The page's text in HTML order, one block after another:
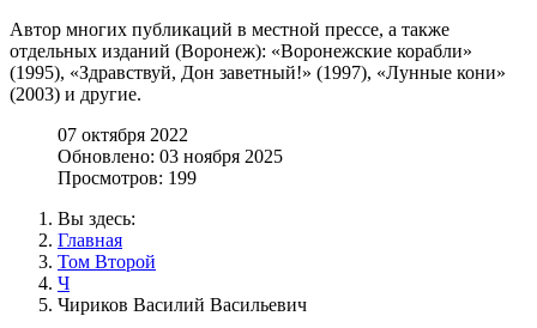
Автор многих публикаций в местной прессе, а также
отдельных изданий (Воронеж): «Воронежские корабли»
(1995), «Здравствуй, Дон заветный!» (1997), «Лунные кони»
(2003) и другие.
07 октября 2022
Обновлено: 03 ноября 2025
Просмотров: 199
Вы здесь:
Главная
Том Второй
Ч
Чириков Василий Васильевич